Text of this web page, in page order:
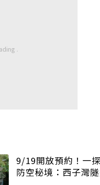
9/19開放預約！一
防空秘境：西子灣